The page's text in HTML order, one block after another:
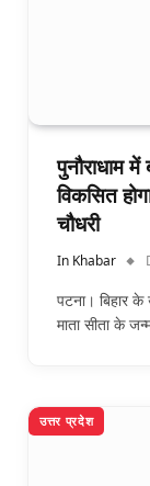
पुनौराधाम
विकसित
चौधरी
In Khabar
पटना। बिहार
माता सीता के
उत्तर प्रदेश